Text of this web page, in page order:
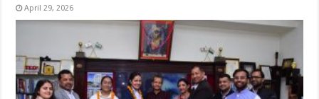
April 29, 2026